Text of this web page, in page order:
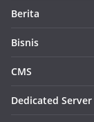
Berita
Bisnis
CMS
Dedicated Server